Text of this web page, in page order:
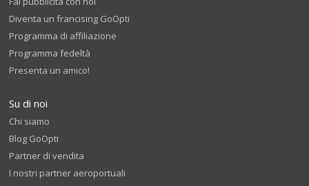
Diventa un francising GoOpti
Programma di affiliazione
Programma fedeltà
Presenta un amico!
Su di noi
Chi siamo
Blog GoOpti
Partner di vendita
I nostri partner aeroportuali